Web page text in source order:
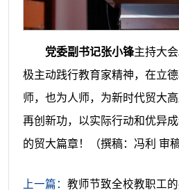
党委副书记张小锋主持大
极主动践行教育家精神，在立
师，也为人师，为新时代贸大
再创新功，以实际行动和优异
的贸大篇章！
（撰稿：冯利 审
上一篇： 教师节致全校教职工